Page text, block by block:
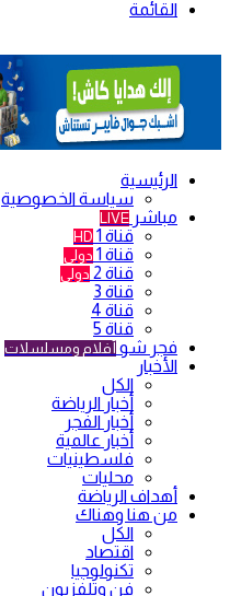
القائمة
الرئيسية
سياسة الخصوصية
مباشر LIVE
قناة 1 HD
قناة 1 دولي
قناة 2 دولي
قناة 3
قناة 4
قناة 5
فجر شو أفلام ومسلسلات
الأخبار
الكل
أخبار الرياضة
أخبار الفجر
أخبار عالمية
فلسطينيات
محليات
أهداف الرياضة
من هنا وهناك
الكل
اقتصاد
تكنولوجيا
فن وتلفزيون